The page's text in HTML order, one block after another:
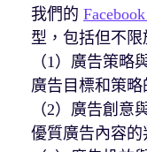
我們的
型，包括但不限
（1）廣告策略
廣告目標和策略
（2）廣告創意
優質廣告內容的